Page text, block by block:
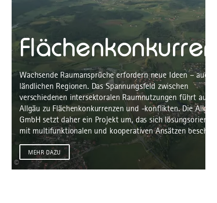
©
Wachsende Raumansprüche erfordern neue Ideen – auch
ländlichen Regionen. Das Spannungsfeld zwischen
verschiedenen intersektoralen Raumnutzungen führt auch
Allgäu zu Flächenkonkurrenzen und -konflikten. Die Allgäu
GmbH setzt daher ein Projekt um, das sich
mit multifunktionalen und kooperativen Ansätzen
MEHR DAZU